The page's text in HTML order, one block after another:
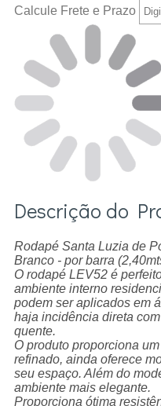
Calcule Frete e Prazo
Descrição do
Rodapé Santa Luzia de
Branco - por barra
O rodapé LEV52 é
ambiente interno
podem ser aplicados em
haja incidência direta
quente.
O produto proporciona
refinado, ainda oferece
seu espaço. Além do
ambiente mais elegante.
Proporciona ótima